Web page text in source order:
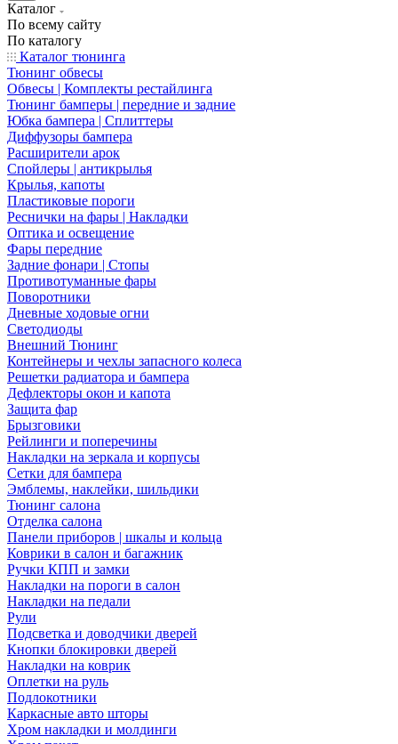
Каталог
По всему сайту
По каталогу
Каталог тюнинга
Тюнинг обвесы
Обвесы | Комплекты рестайлинга
Тюнинг бамперы | передние и задние
Юбка бампера | Сплиттеры
Диффузоры бампера
Расширители арок
Спойлеры | антикрылья
Крылья, капоты
Пластиковые пороги
Реснички на фары | Накладки
Оптика и освещение
Фары передние
Задние фонари | Стопы
Противотуманные фары
Поворотники
Дневные ходовые огни
Светодиоды
Внешний Тюнинг
Контейнеры и чехлы запасного колеса
Решетки радиатора и бампера
Дефлекторы окон и капота
Защита фар
Брызговики
Рейлинги и поперечины
Накладки на зеркала и корпусы
Сетки для бампера
Эмблемы, наклейки, шильдики
Тюнинг салона
Отделка салона
Панели приборов | шкалы и кольца
Коврики в салон и багажник
Ручки КПП и замки
Накладки на пороги в салон
Накладки на педали
Рули
Подсветка и доводчики дверей
Кнопки блокировки дверей
Накладки на коврик
Оплетки на руль
Подлокотники
Каркасные авто шторы
Хром накладки и молдинги